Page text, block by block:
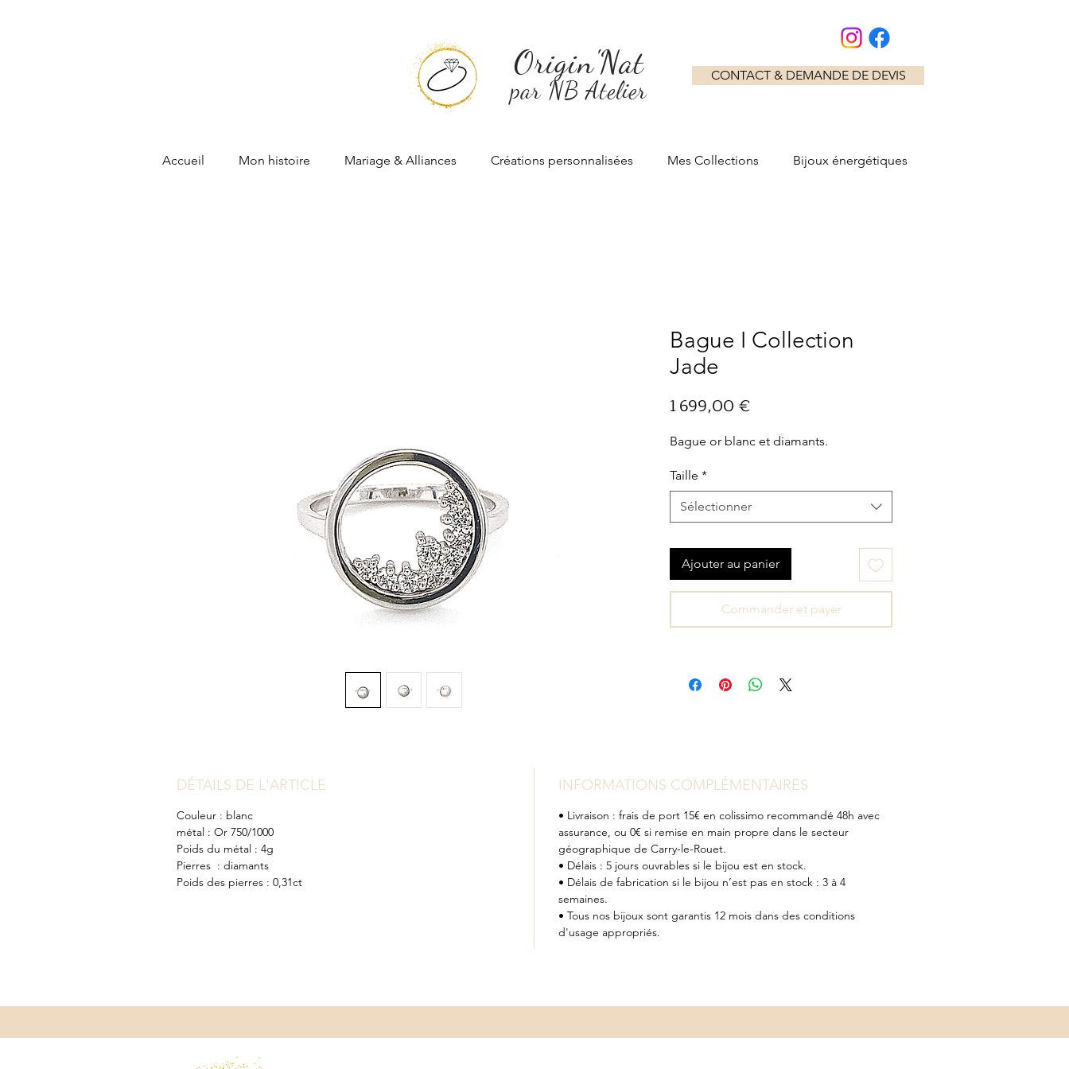
Origin'Nat
par NB Atelier
CONTACT & DEMANDE DE DEVIS
Accueil Mon histoire Mariage & Alliances Créations personnalisées Mes Collections Bijoux énergétiques
Bague I Collection
Jade
1 699,00 €
Bague or blanc et diamants.
Taille *
Sélectionner
Ajouter au panier
Commander et payer
DÉTAILS DE L'ARTICLE
Couleur : blanc
métal : Or 750/1000
Poids du métal : 4g
Pierres : diamants
Poids des pierres : 0,31ct
INFORMATIONS COMPLÉMENTAIRES
• Livraison : frais de port 15€ en colissimo recommandé 48h avec
assurance, ou 0€ si remise en main propre dans le secteur
géographique de Carry-le-Rouet.
• Délais : 5 jours ouvrables si le bijou est en stock.
• Délais de fabrication si le bijou n’est pas en stock : 3 à 4
semaines.
• Tous nos bijoux sont garantis 12 mois dans des conditions
d'usage appropriés.